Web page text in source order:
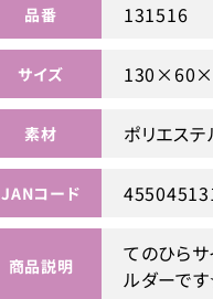
品番 131516
サイズ
素材 ポリエステ
JANコード
商品説明
てのひら
ルダーで